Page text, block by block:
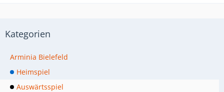
Kategorien
Arminia Bielefeld
Heimspiel
Auswärtsspiel